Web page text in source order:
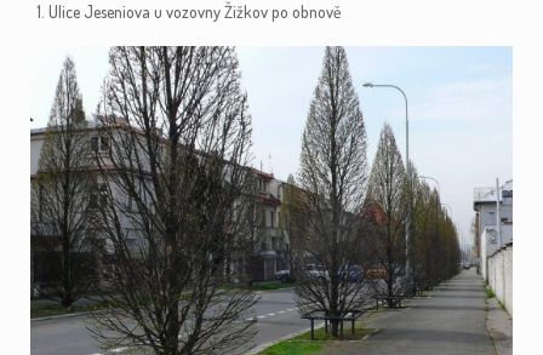
1. Ulice Jeseniova u vozovny Žižkov po obnově